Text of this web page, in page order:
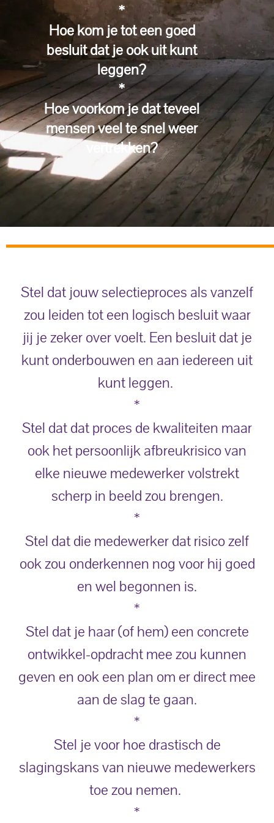
*
Hoe kom je tot een goed
besluit dat je ook uit kunt
leggen?
*
Hoe voorkom je dat teveel
mensen veel te snel weer
vertrekken?
Stel dat jouw selectieproces als vanzelf
zou leiden tot een logisch besluit waar
jij je zeker over voelt. Een besluit dat je
kunt onderbouwen en aan iedereen uit
kunt leggen.
*
Stel dat dat proces de kwaliteiten maar
ook het persoonlijk afbreukrisico van
elke nieuwe medewerker volstrekt
scherp in beeld zou brengen.
*
Stel dat die medewerker dat risico zelf
ook zou onderkennen nog voor hij goed
en wel begonnen is.
*
Stel dat je haar (of hem) een concrete
ontwikkel-opdracht mee zou kunnen
geven en ook een plan om er direct mee
aan de slag te gaan.
*
Stel je voor hoe drastisch de
slagingskans van nieuwe medewerkers
toe zou nemen.
*